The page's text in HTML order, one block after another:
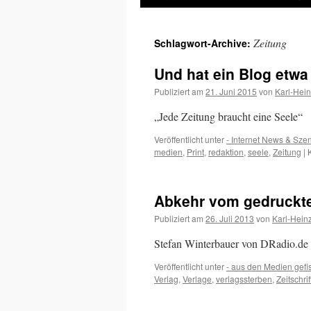
springen
Schlagwort-Archive: Zeitung
Und hat ein Blog
Publiziert am 21. Juni 2015 von Karl-
„Jede Zeitung braucht eine Seele“
Veröffentlicht unter- Internet News &
medien, Print, redaktion, seele, Zeitung |
Abkehr vom
Publiziert am 26. Juli 2013 von Karl-
Stefan Winterbauer von
Veröffentlicht unter- aus den Medien
Verlag, Verlage, verlagssterben,